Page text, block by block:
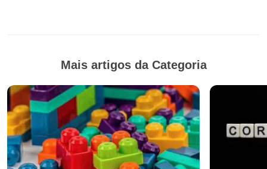
Mais artigos da Categoria